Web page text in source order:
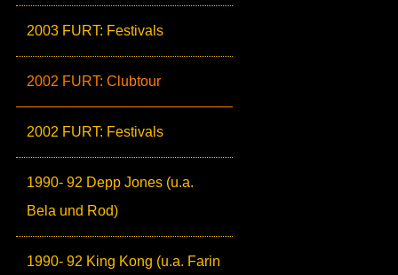
2003 FURT: Festivals
2002 FURT: Clubtour
2002 FURT: Festivals
1990- 92 Depp Jones (u.a.
Bela und Rod)
1990- 92 King Kong (u.a. Farin